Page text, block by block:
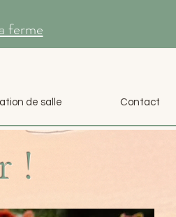
ferme
de salle Contact
!